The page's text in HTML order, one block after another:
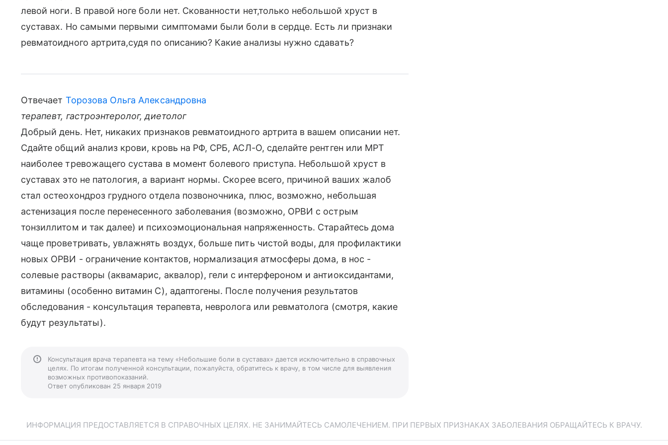
левой ноги. В правой ноге боли нет. Скованности нет,только небольшой хруст в
суставах. Но самыми первыми симптомами были боли в сердце. Есть ли признаки
ревматоидного артрита,судя по описанию? Какие анализы нужно сдавать?
Отвечает Торозова Ольга Александровна
терапевт, гастроэнтеролог, диетолог
Добрый день. Нет, никаких признаков ревматоидного артрита в вашем описании нет.
Сдайте общий анализ крови, кровь на РФ, СРБ, АСЛ-О, сделайте рентген или МРТ
наиболее тревожащего сустава в момент болевого приступа. Небольшой хруст в
суставах это не патология, а вариант нормы. Скорее всего, причиной ваших жалоб
стал остеохондроз грудного отдела позвоночника, плюс, возможно, небольшая
астенизация после перенесенного заболевания (возможно, ОРВИ с острым
тонзиллитом и так далее) и психоэмоциональная напряженность. Старайтесь дома
чаще проветривать, увлажнять воздух, больше пить чистой воды, для профилактики
новых ОРВИ - ограничение контактов, нормализация атмосферы дома, в нос -
солевые растворы (аквамарис, аквалор), гели с интерфероном и антиоксидантами,
витамины (особенно витамин С), адаптогены. После получения результатов
обследования - консультация терапевта, невролога или ревматолога (смотря, какие
будут результаты).
Консультация врача терапевта на тему «Небольшие боли в суставах» дается исключительно в справочных
целях. По итогам полученной консультации, пожалуйста, обратитесь к врачу, в том числе для выявления
возможных противопоказаний.
Ответ опубликован 25 января 2019
ИНФОРМАЦИЯ ПРЕДОСТАВЛЯЕТСЯ В СПРАВОЧНЫХ ЦЕЛЯХ. НЕ ЗАНИМАЙТЕСЬ САМОЛЕЧЕНИЕМ. ПРИ ПЕРВЫХ ПРИЗНАКАХ ЗАБОЛЕВАНИЯ ОБРАЩАЙТЕСЬ К ВРАЧУ.